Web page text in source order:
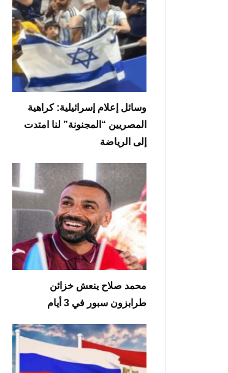
وسائل إعلام إسرائيلية: كراهية
المصريين “المجنونة” لنا امتدت
إلى الرياضة
محمد صلاح ينعش خزائن
طرابزون سبور في 3 أيام